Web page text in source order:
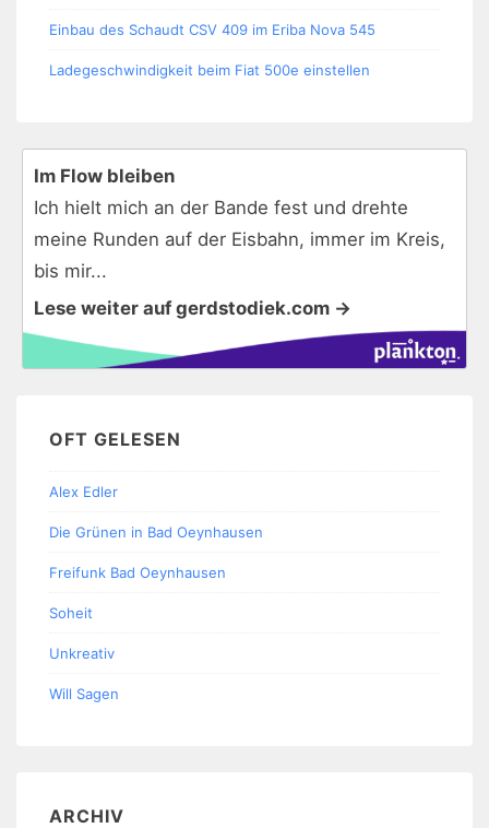
Einbau des Schaudt CSV 409 im Eriba Nova 545
Ladegeschwindigkeit beim Fiat 500e einstellen
Im Flow bleiben
Ich hielt mich an der Bande fest und drehte
meine Runden auf der Eisbahn, immer im Kreis,
bis mir...
Lese weiter auf gerdstodiek.com →
OFT GELESEN
Alex Edler
Die Grünen in Bad Oeynhausen
Freifunk Bad Oeynhausen
Soheit
Unkreativ
Will Sagen
ARCHIV